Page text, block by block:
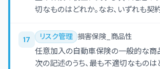
切なものはどれか。なお、いずれも契
る。
17 リスク管理 損害保険_商品性
任意加入の自動車保険の一般的な商
次の記述のうち、最も不適切なものは